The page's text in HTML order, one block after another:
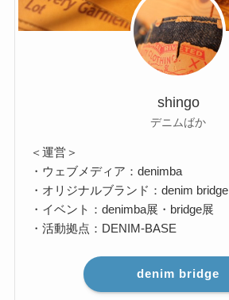
shingo
デニムばか
＜運営＞
・ウェブメディア：denimba
・オリジナルブランド：denim bridge
・イベント：denimba展・bridge展
・活動拠点：DENIM-BASE
denim bridge